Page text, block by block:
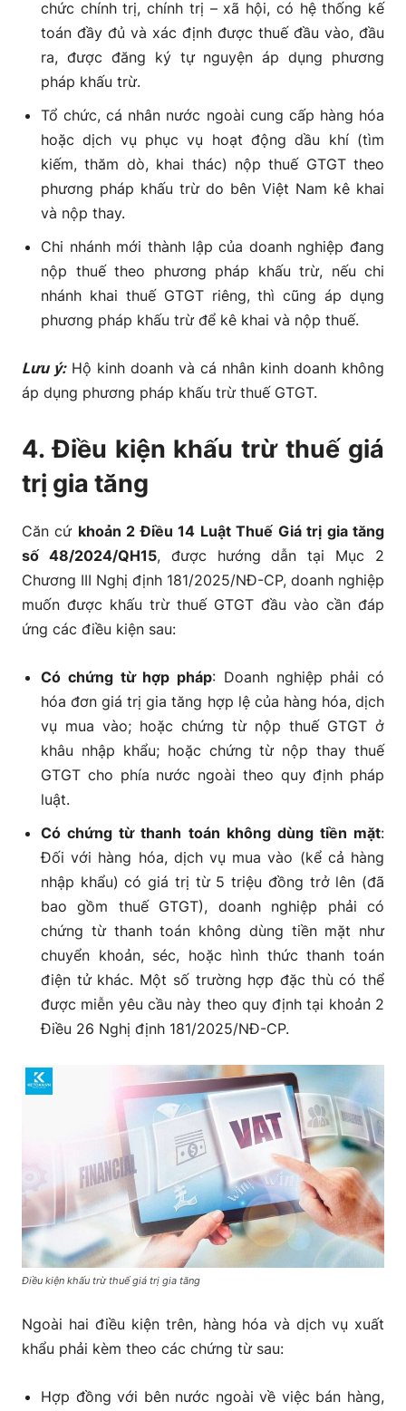
chức chính trị, chính trị – xã hội, có hệ thống kế
toán đầy đủ và xác định được thuế đầu vào, đầu
ra, được đăng ký tự nguyện áp dụng phương
pháp khấu trừ.
Tổ chức, cá nhân nước ngoài cung cấp hàng hóa
hoặc dịch vụ phục vụ hoạt động dầu khí (tìm
kiếm, thăm dò, khai thác) nộp thuế GTGT theo
phương pháp khấu trừ do bên Việt Nam kê khai
và nộp thay.
Chi nhánh mới thành lập của doanh nghiệp đang
nộp thuế theo phương pháp khấu trừ, nếu chi
nhánh khai thuế GTGT riêng, thì cũng áp dụng
phương pháp khấu trừ để kê khai và nộp thuế.
Lưu ý:Hộ kinh doanh và cá nhân kinh doanh không
áp dụng phương pháp khấu trừ thuế GTGT.
4. Điều kiện khấu trừ thuế giá
trị gia tăng
Căn cứ khoản 2 Điều 14 Luật Thuế Giá trị gia tăng
số 48/2024/QH15, được hướng dẫn tại Mục 2
Chương III Nghị định 181/2025/NĐ-CP, doanh nghiệp
muốn được khấu trừ thuế GTGT đầu vào cần đáp
ứng các điều kiện sau:
Có chứng từ hợp pháp: Doanh nghiệp phải có
hóa đơn giá trị gia tăng hợp lệ của hàng hóa, dịch
vụ mua vào; hoặc chứng từ nộp thuế GTGT ở
khâu nhập khẩu; hoặc chứng từ nộp thay thuế
GTGT cho phía nước ngoài theo quy định pháp
luật.
Có chứng từ thanh toán không dùng tiền mặt:
Đối với hàng hóa, dịch vụ mua vào (kể cả hàng
nhập khẩu) có giá trị từ 5 triệu đồng trở lên (đã
bao gồm thuế GTGT), doanh nghiệp phải có
chứng từ thanh toán không dùng tiền mặt như
chuyển khoản, séc, hoặc hình thức thanh toán
điện tử khác. Một số trường hợp đặc thù có thể
được miễn yêu cầu này theo quy định tại khoản 2
Điều 26 Nghị định 181/2025/NĐ-CP.
Điều kiện khấu trừ thuế giá trị gia tăng
Ngoài hai điều kiện trên, hàng hóa và dịch vụ xuất
khẩu phải kèm theo các chứng từ sau:
Hợp đồng với bên nước ngoài về việc bán hàng,